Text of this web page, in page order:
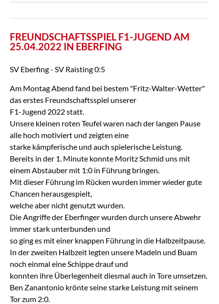
FREUNDSCHAFTSSPIEL F1-JUGEND AM
25.04.2022 IN EBERFING
SV Eberfing - SV Raisting 0:5
Am Montag Abend fand bei bestem "Fritz-Walter-Wetter"
das erstes Freundschaftsspiel unserer
F1-Jugend 2022 statt.
Unsere kleinen roten Teufel waren nach der langen Pause
alle hoch motiviert und zeigten eine
starke kämpferische und auch spielerische Leistung.
Bereits in der 1. Minute konnte Moritz Schmid uns mit
einem Abstauber mit 1:0 in Führung bringen.
Mit dieser Führung im Rücken wurden immer wieder gute
Chancen herausgespielt,
welche aber nicht genutzt wurden.
Die Angriffe der Eberfinger wurden durch unsere Abwehr
immer stark unterbunden und
so ging es mit einer knappen Führung in die Halbzeitpause.
In der zweiten Halbzeit legten unsere Madeln und Buam
noch einmal eine Schippe drauf und
konnten ihre Überlegenheit diesmal auch in Tore umsetzen.
Ben Zanantonio krönte seine starke Leistung mit seinem
Tor zum 2:0.